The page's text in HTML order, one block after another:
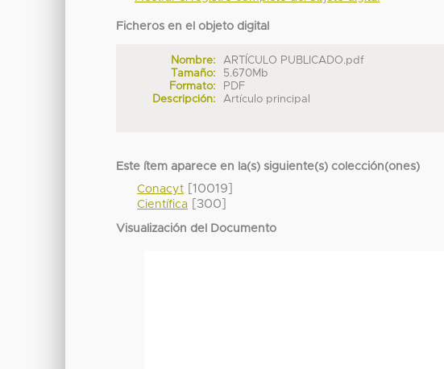
Ficheros en el objeto digital
Nombre:
ARTÍCULO PUBLICADO.pdf
Tamaño:
5.670Mb
Formato:
PDF
Descripción:
Artículo principal
Este ítem aparece en la(s) siguiente(s) colección(ones)
Conacyt [10019]
Científica [300]
Visualización del Documento